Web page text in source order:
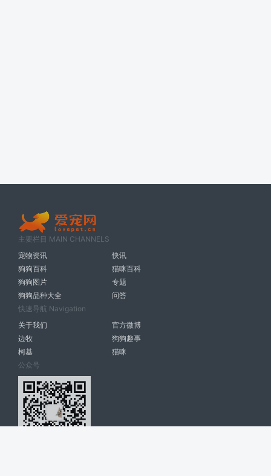
主要栏目 MAIN CHANNELS
宠物资讯
快讯
狗狗百科
猫咪百科
狗狗图片
专题
狗狗品种大全
问答
快速导航 Navigation
关于我们
官方微博
边牧
狗狗趣事
柯基
猫咪
公众号